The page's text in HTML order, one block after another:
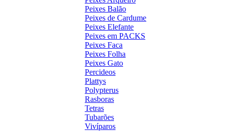
Peixes Balão
Peixes de Cardume
Peixes Elefante
Peixes em PACKS
Peixes Faca
Peixes Folha
Peixes Gato
Percideos
Plattys
Polypterus
Rasboras
Tetras
Tubarões
Vivíparos